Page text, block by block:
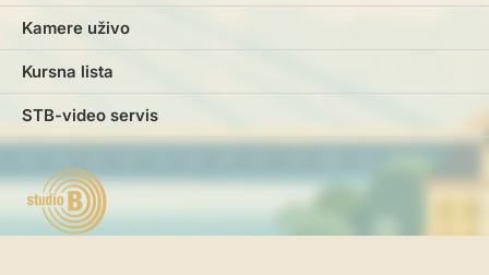
Kamere uživo
Kursna lista
STB-video servis